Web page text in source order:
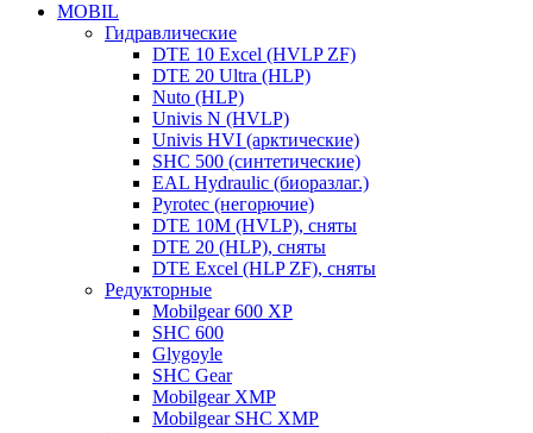
MOBIL
Гидравлические
DTE 10 Excel (HVLP ZF)
DTE 20 Ultra (HLP)
Nuto (HLP)
Univis N (HVLP)
Univis HVI (арктические)
SHC 500 (синтетические)
EAL Hydraulic (биоразлаг.)
Pyrotec (негорючие)
DTE 10M (HVLP), сняты
DTE 20 (HLP), сняты
DTE Excel (HLP ZF), сняты
Редукторные
Mobilgear 600 XP
SHC 600
Glygoyle
SHC Gear
Mobilgear XMP
Mobilgear SHC XMP